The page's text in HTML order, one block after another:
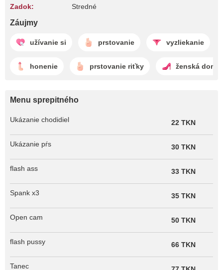
Zadok: Stredné
Záujmy
užívanie si prstovanie vyzliekanie
honenie prstovanie riťky ženská
Menu sprepitného
Ukázanie chodidiel 22 TKN
Ukázanie pŕs 30 TKN
flash ass 33 TKN
Spank x3 35 TKN
Open cam 50 TKN
flash pussy 66 TKN
Tanec